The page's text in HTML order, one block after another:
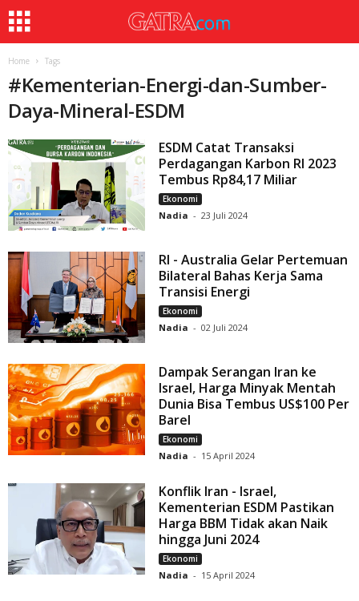
Home Tags
#Kementerian-Energi-dan-Sumber-
Daya-Mineral-ESDM
ESDM Catat Transaksi
Perdagangan Karbon RI 2023
Tembus Rp84,17 Miliar
Ekonomi
Nadia - 23 Juli 2024
RI - Australia Gelar Pertemuan
Bilateral Bahas Kerja Sama
Transisi Energi
Ekonomi
Nadia - 02 Juli 2024
Dampak Serangan Iran ke
Israel, Harga Minyak Mentah
Dunia Bisa Tembus US$100 Per
Barel
Ekonomi
Nadia - 15 April 2024
Konflik Iran - Israel,
Kementerian ESDM Pastikan
Harga BBM Tidak akan Naik
hingga Juni 2024
Ekonomi
Nadia - 15 April 2024